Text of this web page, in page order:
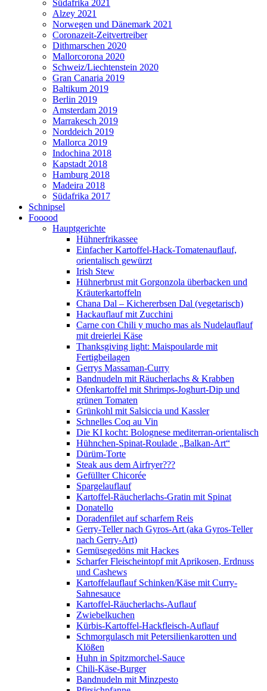
Südafrika 2021
Alzey 2021
Norwegen und Dänemark 2021
Coronazeit-Zeitvertreiber
Dithmarschen 2020
Mallorcorona 2020
Schweiz/Liechtenstein 2020
Gran Canaria 2019
Baltikum 2019
Berlin 2019
Amsterdam 2019
Marrakesch 2019
Norddeich 2019
Mallorca 2019
Indochina 2018
Kapstadt 2018
Hamburg 2018
Madeira 2018
Südafrika 2017
Schnipsel
Fooood
Hauptgerichte
Hühnerfrikassee
Einfacher Kartoffel-Hack-Tomatenauflauf,
orientalisch gewürzt
Irish Stew
Hühnerbrust mit Gorgonzola überbacken und
Kräuterkartoffeln
Chana Dal – Kichererbsen Dal (vegetarisch)
Hackauflauf mit Zucchini
Carne con Chili y mucho mas als Nudelauflauf
mit dreierlei Käse
Thanksgiving light: Maispoularde mit
Fertigbeilagen
Gerrys Massaman-Curry
Bandnudeln mit Räucherlachs & Krabben
Ofenkartoffel mit Shrimps-Joghurt-Dip und
grünen Tomaten
Grünkohl mit Salsiccia und Kassler
Schnelles Coq au Vin
Die KI kocht: Bolognese mediterran-orientalisch
Hühnchen-Spinat-Roulade „Balkan-Art“
Dürüm-Torte
Steak aus dem Airfryer???
Gefüllter Chicorée
Spargelauflauf
Kartoffel-Räucherlachs-Gratin mit Spinat
Donatello
Doradenfilet auf scharfem Reis
Gerry-Teller nach Gyros-Art (aka Gyros-Teller
nach Gerry-Art)
Gemüsegedöns mit Hackes
Scharfer Fleischeintopf mit Aprikosen, Erdnuss
und Cashews
Kartoffelauflauf Schinken/Käse mit Curry-
Sahnesauce
Kartoffel-Räucherlachs-Auflauf
Zwiebelkuchen
Kürbis-Kartoffel-Hackfleisch-Auflauf
Schmorgulasch mit Petersilienkarotten und
Klößen
Huhn in Spitzmorchel-Sauce
Chili-Käse-Burger
Bandnudeln mit Minzpesto